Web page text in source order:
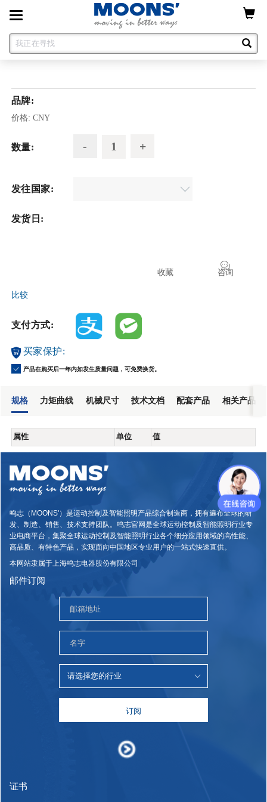
Toggle
navigation
品牌:
价格: CNY
数量:
发往国家:
发货日:
咨询
收藏
比较
支付方式:
买家保护:
产品在购买后一年内如发生质量问题，可免费换货。
规格 力矩曲线 机械尺寸 技术文档 配套产品 相关产品
属性 单位 值
鸣志（MOONS'）是运动控制及智能照明产品综合制造商，拥有遍布全球的研
发、制造、销售、技术支持团队。鸣志官网是全球运动控制及智能照明行业专
业电商平台，集聚全球运动控制及智能照明行业各个细分应用领域的高性能、
高品质、有特色产品，实现面向中国地区专业用户的一站式快速直供。
本网站隶属于上海鸣志电器股份有限公司
邮件订阅
订阅
证书